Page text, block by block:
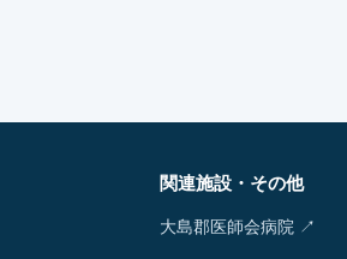
関連施設・その他
大島郡医師会病院 ↗